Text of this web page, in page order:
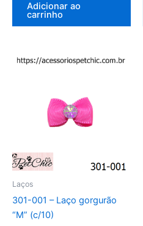
Adicionar ao
carrinho
Laços
301-001 – Laço gorgurão
“M” (c/10)